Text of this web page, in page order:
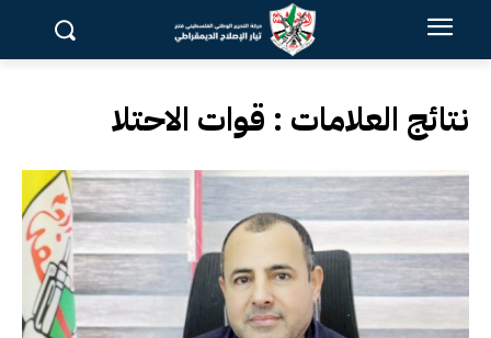
نتائج العلامات : قوات الاحتلا